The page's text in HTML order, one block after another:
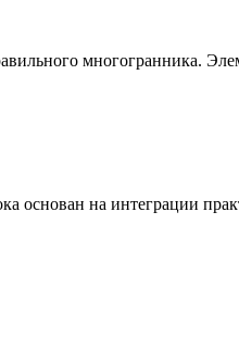
многогранника.
на интеграции